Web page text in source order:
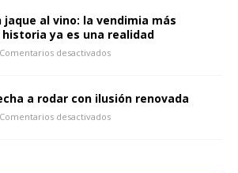
jaque al vino: la vendimia más
ya es una realidad
Comentarios desactivados
a rodar con ilusión renovada
Comentarios desactivados